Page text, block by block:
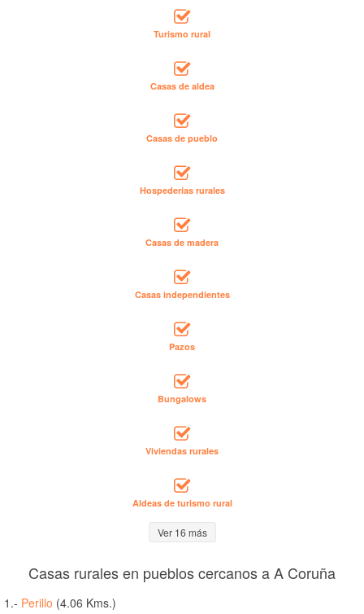
Turismo rural
Casas de aldea
Casas de pueblo
Hospederías rurales
Casas de madera
Casas independientes
Pazos
Bungalows
Viviendas rurales
Aldeas de turismo rural
Ver 16 más
Casas rurales en pueblos cercanos a A Coruña
1.- Perillo (4.06 Kms.)